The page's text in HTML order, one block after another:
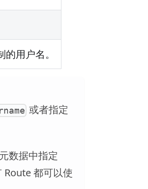
用户名。
或者指定
数据中指定
Route 都可以使